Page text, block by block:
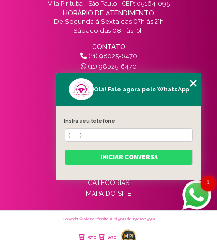
Vila Pirituba - São Paulo - CEP: 05164-095
HORÁRIO DE ATENDIMENTO
De Segunda à Sexta das 07h às 21h
Sábado das 08h às 15h
CONTATO
(11) 98025-6470
(11) 98025-6470
contato@vivinotransito.com.br
SIGA-NOS!
MENU
HOME
QUEM SOMOS
SERVIÇOS
BLOG
CATEGORIAS
MAPA DO SITE
Copyright © Vivi no trânsito. (Lei 9610 de 19/02/1998)
W3C W3C
1
Olá! Fale agora pelo WhatsApp
Insira seu telefone
INICIAR CONVERSA